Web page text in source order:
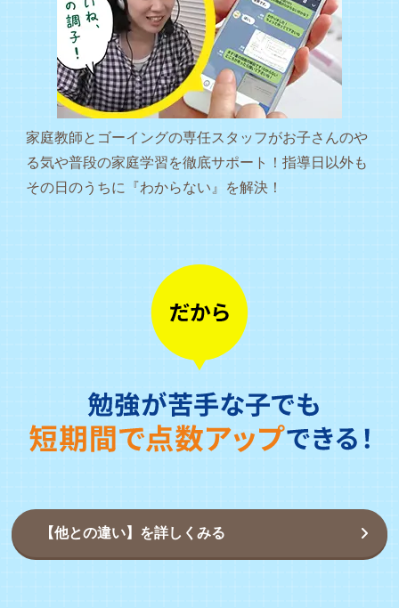
家庭教師とゴーイングの専任スタッフがお子さんのや
る気や普段の家庭学習を徹底サポート！指導日以外も
その日のうちに『わからない』を解決！
【他との違い】を詳しくみる